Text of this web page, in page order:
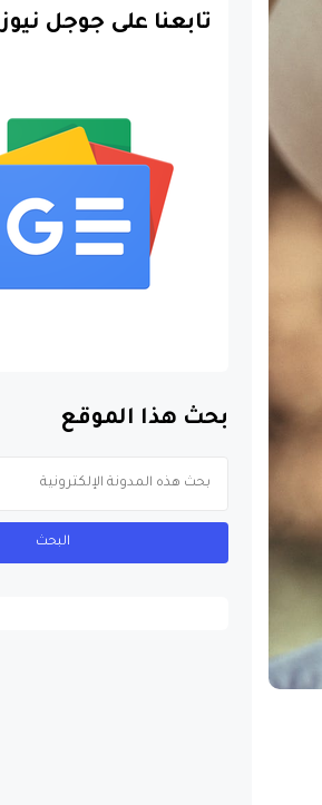
تابعنا على جوجل نيوز
بحث هذا الموقع